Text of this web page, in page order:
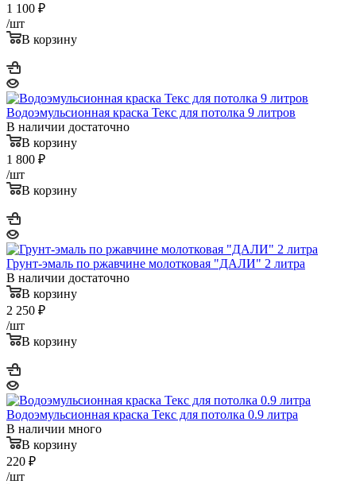
1 100 ₽
/шт
В корзину
Водоэмульсионная краска Текс для потолка 9 литров
В наличии достаточно
В корзину
1 800 ₽
/шт
В корзину
Грунт-эмаль по ржавчине молотковая "ДАЛИ" 2 литра
В наличии достаточно
В корзину
2 250 ₽
/шт
В корзину
Водоэмульсионная краска Текс для потолка 0.9 литра
В наличии много
В корзину
220 ₽
/шт